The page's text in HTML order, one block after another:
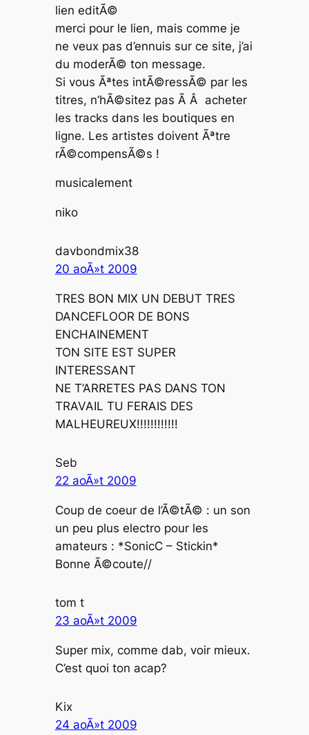
lien editÃ©
merci pour le lien, mais comme je
ne veux pas d’ennuis sur ce site, j’ai
du moderÃ© ton message.
Si vous Ãªtes intÃ©ressÃ© par les
titres, n’hÃ©sitez pas Ã Â acheter
les tracks dans les boutiques en
ligne. Les artistes doivent Ãªtre
rÃ©compensÃ©s !
musicalement
niko
davbondmix38
20 aoÃ»t 2009
TRES BON MIX UN DEBUT TRES
DANCEFLOOR DE BONS
ENCHAINEMENT
TON SITE EST SUPER
INTERESSANT
NE T’ARRETES PAS DANS TON
TRAVAIL TU FERAIS DES
MALHEUREUX!!!!!!!!!!!!
Seb
22 aoÃ»t 2009
Coup de coeur de l’Ã©tÃ© : un son
un peu plus electro pour les
amateurs : *SonicC – Stickin*
Bonne Ã©coute//
tom t
23 aoÃ»t 2009
Super mix, comme dab, voir mieux.
C’est quoi ton acap?
Kix
24 aoÃ»t 2009